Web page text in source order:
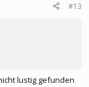
#13
lustig gefunden